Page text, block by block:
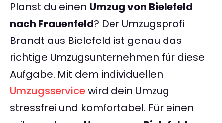
Planst du einen Umzug von Bielefeld
nach Frauenfeld? Der Umzugsprofi
Brandt aus Bielefeld ist genau das
richtige Umzugsunternehmen für diese
Aufgabe. Mit dem individuellen
Umzugsservicewird dein Umzug
stressfrei und komfortabel. Für einen